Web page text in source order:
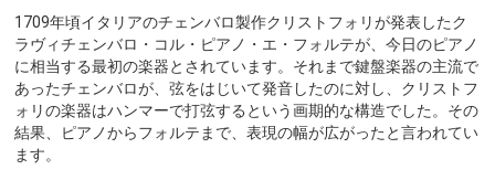
1709年頃イタリアのチェンバロ製作クリストフォリが発表したク
ラヴィチェンバロ・コル・ピアノ・エ・フォルテが、今日のピアノ
に相当する最初の楽器とされています。それまで鍵盤楽器の主流で
あったチェンバロが、弦をはじいて発音したのに対し、クリストフ
ォリの楽器はハンマーで打弦するという画期的な構造でした。その
結果、ピアノからフォルテまで、表現の幅が広がったと言われてい
ます。